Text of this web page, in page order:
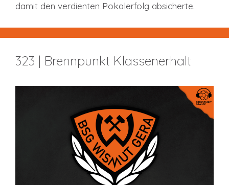
damit den verdienten Pokalerfolg absicherte.
323 | Brennpunkt Klassenerhalt